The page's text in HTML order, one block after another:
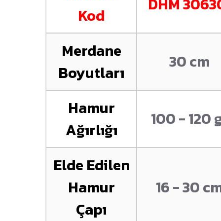
Kod
Merdane
Boyutları
30 cm
Hamur
Ağırlığı
100 - 120
Elde Edilen
Hamur
Çapı
16 - 30